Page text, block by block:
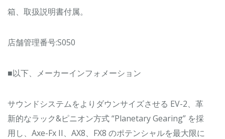
箱、取扱説明書付属。
店舗管理番号:S050
■以下、メーカーインフォメーション
サウンドシステムをよりダウンサイズさせる EV-2、革
新的なラック&ピニオン方式 “Planetary Gearing” を採
用し、Axe-Fx II、AX8、FX8 のポテンシャルを最大限に